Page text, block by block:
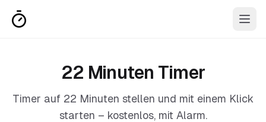
22 Minuten Timer
Timer auf 22 Minuten stellen und mit einem Klick
starten – kostenlos, mit Alarm.